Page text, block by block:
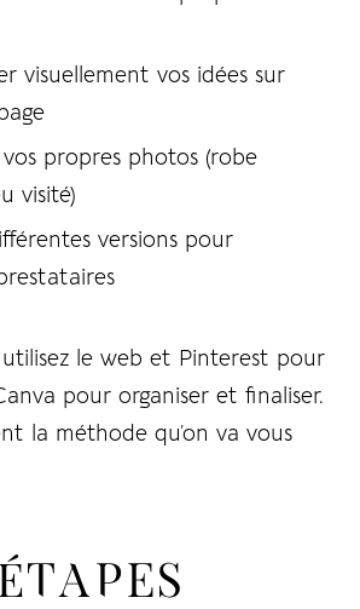
visuellement vos idées sur
propres photos (robe
visité)
versions pour
utilisez le web et Pinterest pour
pour organiser et finaliser.
la méthode qu’on va vous